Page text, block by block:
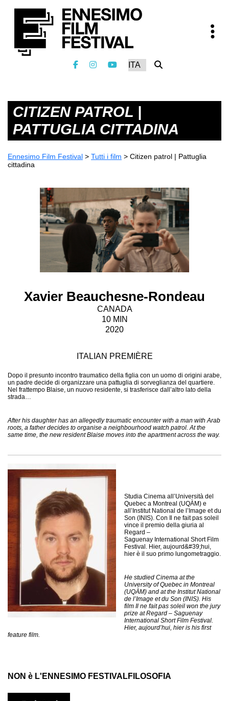
CITIZEN PATROL |
PATTUGLIA CITTADINA
Ennesimo Film Festival > Tutti i film > Citizen patrol | Pattuglia
cittadina
Xavier Beauchesne-Rondeau
CANADA
10 MIN
2020
ITALIAN PREMIÈRE
Dopo il presunto incontro traumatico della figlia con un uomo di origini arabe,
un padre decide di organizzare una pattuglia di sorveglianza del quartiere.
Nel frattempo Blaise, un nuovo residente, si trasferisce dall’altro lato della
strada…
After his daughter has an allegedly traumatic encounter with a man with Arab
roots, a father decides to organise a neighbourhood watch patrol. At the
same time, the new resident Blaise moves into the apartment across the way.
Studia Cinema all’Università del
Quebec a Montreal (UQÀM) e
all’Institut National de l’Image et du
Son (INIS). Con Il ne fait pas soleil
vince il premio della giuria al
Regard –
Saguenay International Short Film
Festival. Hier, aujourd&#39;hui,
hier è il suo primo lungometraggio.
He studied Cinema at the
University of Quebec in Montreal
(UQÀM) and at the Institut National
de l’Image et du Son (INIS). His
film Il ne fait pas soleil won the jury
prize at Regard – Saguenay
International Short Film Festival.
Hier, aujourd’hui, hier is his first
feature film.
NON è L'ENNESIMO FESTIVALFILOSOFIA